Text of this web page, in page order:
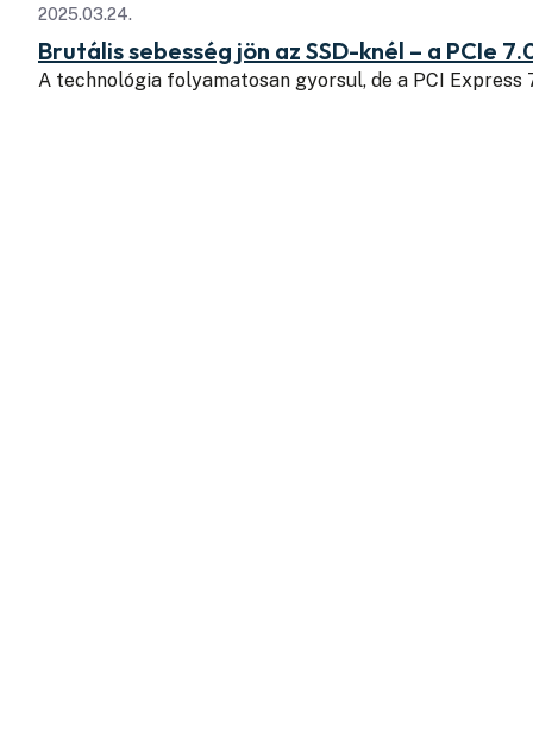
2025.03.24.
Brutális sebesség jön az SSD-knél – a PCIe
A technológia folyamatosan gyorsul, de a PCI Express